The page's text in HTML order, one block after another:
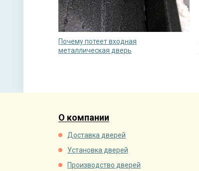
Почему потеет входная
металлическая дверь
О компании
Доставка дверей
Установка дверей
Производство дверей